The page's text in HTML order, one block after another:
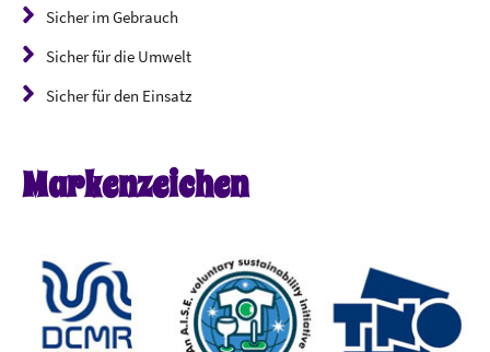
Sicher im Gebrauch
Sicher für die Umwelt
Sicher für den Einsatz
Markenzeichen